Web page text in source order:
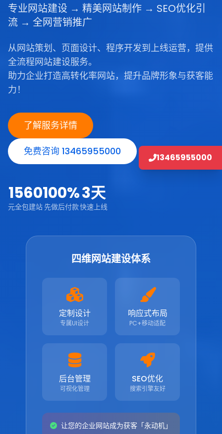
专业网站建设 → 精美网站制作 → SEO优化引
流 → 全网营销推广
从网站策划、页面设计、程序开发到上线运营，提供
全流程网站建设服务。
助力企业打造高转化率网站，提升品牌形象与获客能
力！
了解服务详情
免费咨询 13465955000
1560
元全包建站
100%
先做后付款
3天
快速上线
四维网站建设体系
定制设计
专属UI设计
响应式布局
PC+移动适配
后台管理
可视化管理
SEO优化
搜索引擎友好
让您的企业网站成为获客「永动机」
13465955000